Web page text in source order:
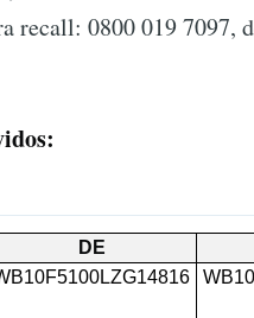
0800 019 7097,
DE